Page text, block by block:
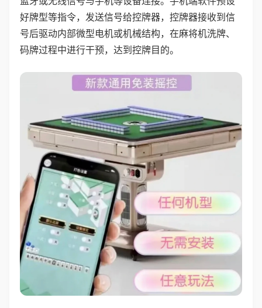
好牌型等指令，发送信号给控牌器，控牌器接收到信
号后驱动内部微型电机或机械结构，在麻将机洗牌、
码牌过程中进行干预，达到控牌目的。